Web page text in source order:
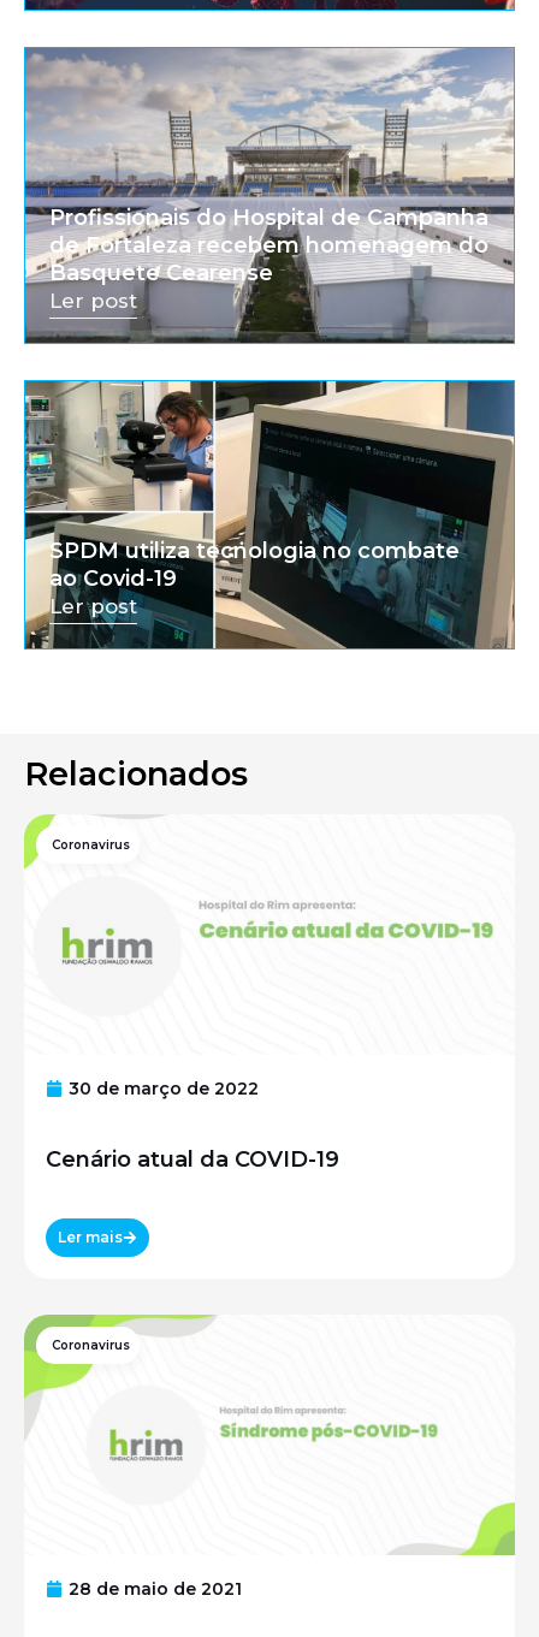
Profissionais do Hospital de Campanha
de Fortaleza recebem homenagem do
Basquete Cearense
Ler post
SPDM utiliza tecnologia no combate
ao Covid-19
Ler post
Relacionados
Coronavirus
30 de março de 2022
Cenário atual da COVID-19
Ler mais
Coronavirus
28 de maio de 2021